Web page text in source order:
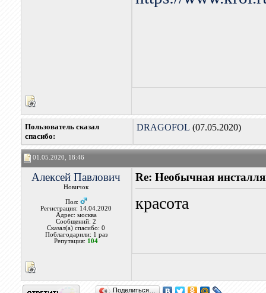
Пользователь сказал
cпасибо:
DRAGOFOL (07.05.2020)
01.05.2020, 18:46
Алексей Павлович
Новичок
Пол:
Регистрация: 14.04.2020
Адрес: москва
Сообщений: 2
Сказал(а) спасибо: 0
Поблагодарили: 1 раз
Репутация: 104
Re: Необычная
красота
Поделиться…